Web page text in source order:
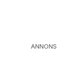
ANNONS